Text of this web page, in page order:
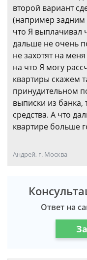
второй вариант
(например задним
что Я выплачивал
дальше не очень
не захотят на
на что Я могу
квартиры скажем
принудительном
выписки из
средства. А что
квартире больше
Андрей, г. Москва
Ответ на